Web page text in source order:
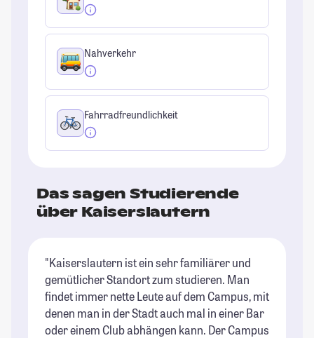
Nahverkehr
Fahrradfreundlichkeit
Das sagen Studierende
über Kaiserslautern
"Kaiserslautern ist ein sehr familiärer und
gemütlicher Standort zum studieren. Man
findet immer nette Leute auf dem Campus, mit
denen man in der Stadt auch mal in einer Bar
oder einem Club abhängen kann. Der Campus